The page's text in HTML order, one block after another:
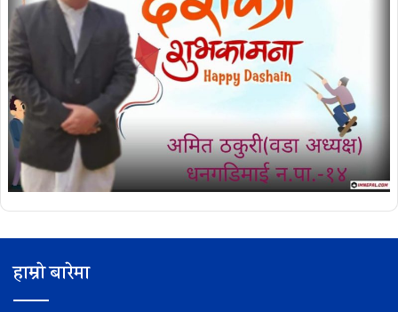
हाम्रो बारेमा